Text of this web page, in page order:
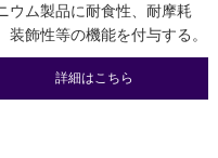
ウム製品に耐食性、耐摩耗
装飾性等の機能を付与する。
詳細はこちら